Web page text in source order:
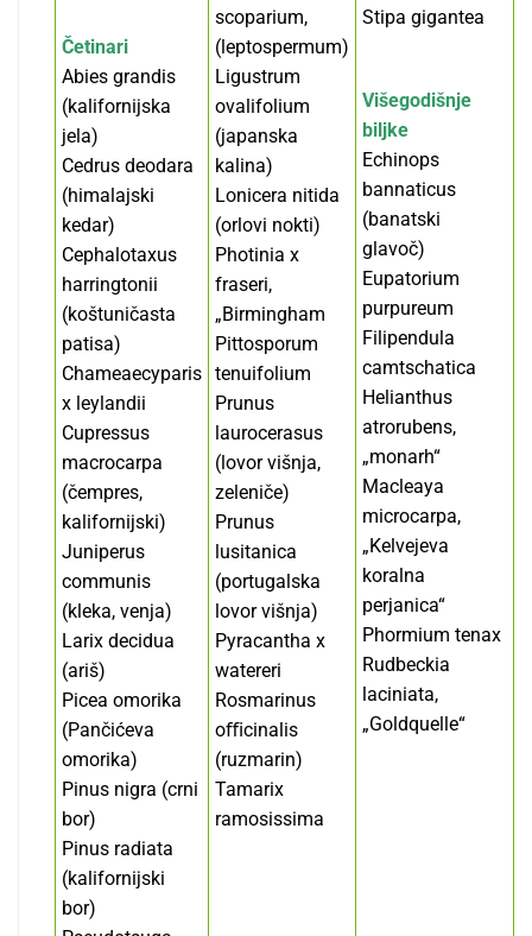
Četinari
Abies grandis
(kalifornijska
jela)
Cedrus deodara
(himalajski
kedar)
Cephalotaxus
harringtonii
(koštuničasta
patisa)
Chameaecyparis
x leylandii
Cupressus
macrocarpa
(čempres,
kalifornijski)
Juniperus
communis
(kleka, venja)
Larix decidua
(ariš)
Picea omorika
(Pančićeva
omorika)
Pinus nigra (crni
bor)
Pinus radiata
(kalifornijski
bor)
scoparium,
(leptospermum)
Ligustrum
ovalifolium
(japanska
kalina)
Lonicera nitida
(orlovi nokti)
Photinia x
fraseri,
„Birmingham
Pittosporum
tenuifolium
Prunus
laurocerasus
(lovor višnja,
zeleniče)
Prunus
lusitanica
(portugalska
lovor višnja)
Pyracantha x
watereri
Rosmarinus
oﬃcinalis
(ruzmarin)
Tamarix
ramosissima
Stipa gigantea
Višegodišnje
biljke
Echinops
bannaticus
(banatski
glavoč)
Eupatorium
purpureum
Filipendula
camtschatica
Helianthus
atrorubens,
„monarh“
Macleaya
microcarpa,
„Kelvejeva
koralna
perjanica“
Phormium tenax
Rudbeckia
laciniata,
„Goldquelle“